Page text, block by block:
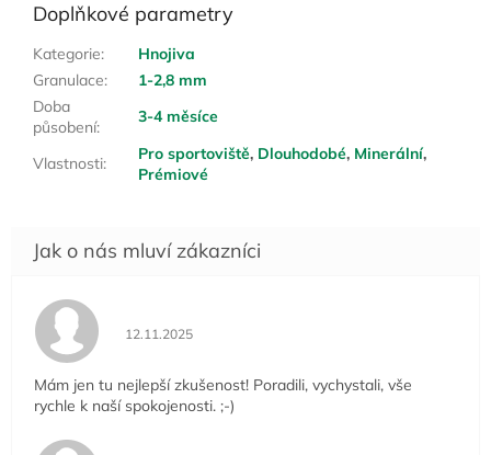
Doplňkové parametry
Kategorie:
Hnojiva
Granulace:
1-2,8 mm
Doba
působení:
3-4 měsíce
Vlastnosti: Pro sportoviště, Dlouhodobé, Minerální,
Prémiové
Hodnocení obchodu je 5 z 5 hvězdiček.
12.11.2025
Mám jen tu nejlepší zkušenost! Poradili, vychystali, vše
rychle k naší spokojenosti. ;-)